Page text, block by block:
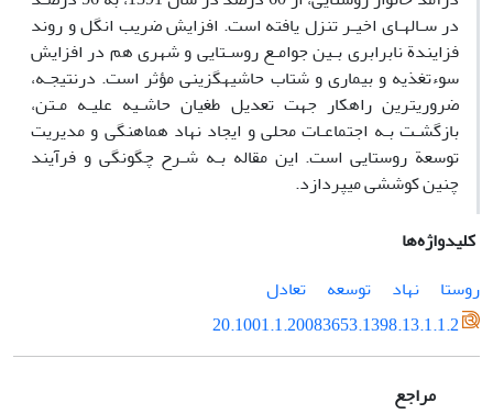
در سـالهـای اخیـر تنزل یافته است. افزایش ضریب انگل و روند
فزایندة نابرابری بـین جوامـع روسـتایی و شهری هم در افزایش
سوءتغذیه و بیماری و شتاب حاشیهگزینی مؤثر است. درنتیجـه،
ضروریترین راهکار جهت تعدیل طغیان حاشـیه علیـه مـتن،
بازگشـت بـه اجتماعـات محلی و ایجاد نهاد هماهنگی و مدیریت
توسعة روستایی است. این مقاله بـه شـرح چگونگی و فرآیند
چنین کوششی میپردازد.
کلیدواژه‌ها
روستا
نهاد توسعه
تعادل
20.1001.1.20083653.1398.13.1.1.2
مراجع